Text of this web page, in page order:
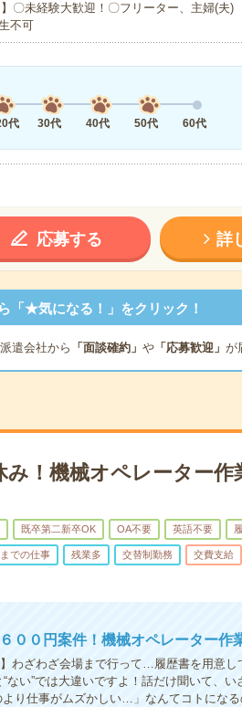
】〇未経験大歓迎！〇フリーター、主婦(
不可
代
30代 40代 50代 60代
応募する 詳
「★気になる！」をクリック！
遣会社から 「面談確約」 や「応募歓迎」 が
み！機械オペレーター作
既卒第二新卒OK OA不要 英語不要
での仕事 残業多 交替制勤務 交費支給
００円案件！機械オペレーター作
わざわざ会場まで行って…履歴書を用意
ない”では大違いですよ！話だけ聞いて、
り仕事がムズかしい…」なんてコトにな